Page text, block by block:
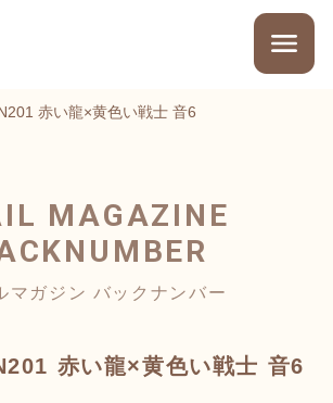
赤い龍×黄色い戦士 音6
MAGAZINE
マガジン バックナンバー
赤い龍×黄色い戦士 音6